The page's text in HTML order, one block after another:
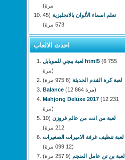
مرة)
تعلم اسماء الألوان بالانجليزية (45
573 مرة)
احدث الالعاب
لعبة ببجي للموبايل html5 (6 755
مرة)
لعبة كرة القدم الحديثة (8 975 مرة)
Balance
(12 864 مرة)
Mahjong Deluxe 2017 (12 231
مرة)
لعبة من انت من عالم فروزن (10
212 مرة)
لعبة تنظيف غرفة الاميرات الصغيرات
(12 099 مرة)
لعبة بن تن عامل المنجم (9 257 مرة)